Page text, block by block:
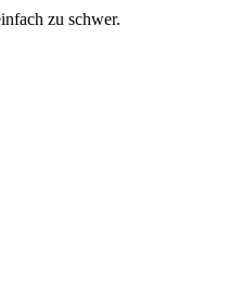
zu schwer.